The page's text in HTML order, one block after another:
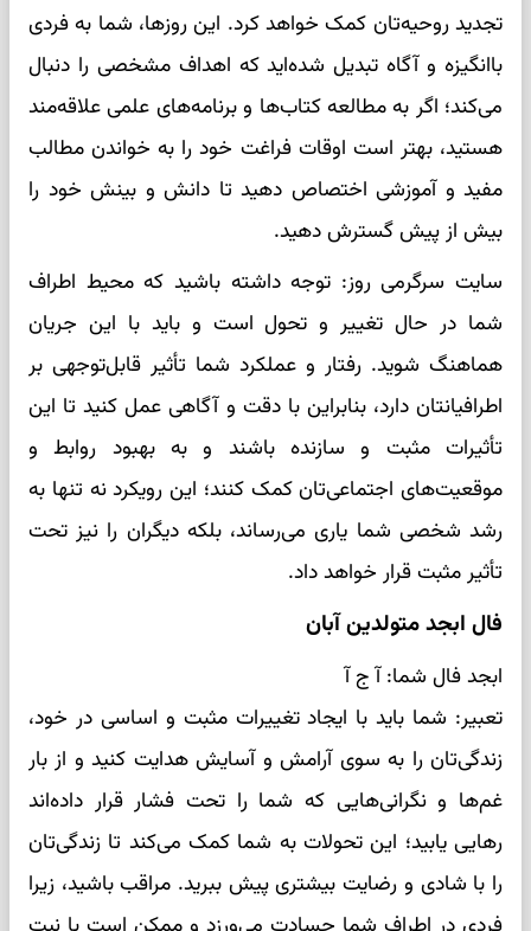
تجدید روحیه‌تان کمک خواهد کرد. این روزها، شما به فردی
باانگیزه و آگاه تبدیل شده‌اید که اهداف مشخصی را دنبال
می‌کند؛ اگر به مطالعه کتاب‌ها و برنامه‌های علمی علاقه‌مند
هستید، بهتر است اوقات فراغت خود را به خواندن مطالب
مفید و آموزشی اختصاص دهید تا دانش و بینش خود را
بیش از پیش گسترش دهید.
سایت سرگرمی روز: توجه داشته باشید که محیط اطراف
شما در حال تغییر و تحول است و باید با این جریان
هماهنگ شوید. رفتار و عملکرد شما تأثیر قابل‌توجهی بر
اطرافیانتان دارد، بنابراین با دقت و آگاهی عمل کنید تا این
تأثیرات مثبت و سازنده باشند و به بهبود روابط و
موقعیت‌های اجتماعی‌تان کمک کنند؛ این رویکرد نه تنها به
رشد شخصی شما یاری می‌رساند، بلکه دیگران را نیز تحت
تأثیر مثبت قرار خواهد داد.
فال ابجد متولدین آبان
ابجد فال شما: آ ج آ
تعبیر: شما باید با ایجاد تغییرات مثبت و اساسی در خود،
زندگی‌تان را به سوی آرامش و آسایش هدایت کنید و از بار
غم‌ها و نگرانی‌هایی که شما را تحت فشار قرار داده‌اند
رهایی یابید؛ این تحولات به شما کمک می‌کند تا زندگی‌تان
را با شادی و رضایت بیشتری پیش ببرید. مراقب باشید، زیرا